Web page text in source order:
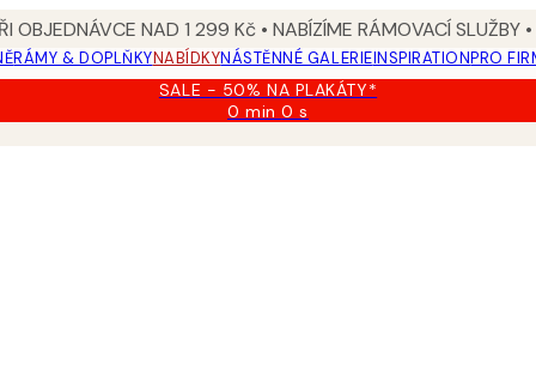
OBJEDNÁVCE NAD 1 299 Kč • NABÍZÍME RÁMOVACÍ SLUŽBY
RÁMY & DOPLŇKYNABÍDKYNÁSTĚNNÉ GALERIEINSPIRATIONPRO
SALE - 50% NA PLAKÁTY*
0 min0 s
Platné